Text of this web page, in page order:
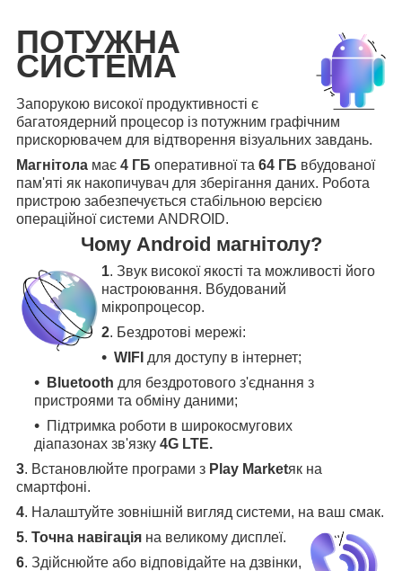
ПОТУЖНА
СИСТЕМА
Запорукою високої продуктивності є
багатоядерний процесор із потужним графічним
прискорювачем для відтворення візуальних завдань.
Магнітола має 4 ГБ оперативної та 64 ГБ вбудованої
пам'яті як накопичувач для зберігання даних. Робота
пристрою забезпечується стабільною версією
операційної системи ANDROID.
Чому Android магнітолу?
1. Звук високої якості та можливості його
настроювання. Вбудований
мікропроцесор.
2. Бездротові мережі:
WIFI для доступу в інтернет;
Bluetooth для бездротового з'єднання з
пристроями та обміну даними;
Підтримка роботи в широкосмугових
діапазонах зв'язку 4G LTE.
3. Встановлюйте програми з Play Marketяк на
смартфоні.
4. Налаштуйте зовнішній вигляд системи, на ваш смак.
5. Точна навігація на великому дисплеї.
6. Здійснюйте або відповідайте на дзвінки,